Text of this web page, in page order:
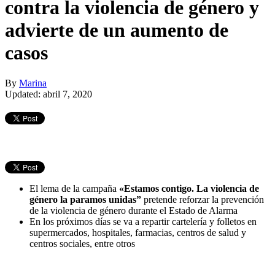
contra la violencia de género y
advierte de un aumento de
casos
By Marina
Updated: abril 7, 2020
El lema de la campaña «Estamos contigo. La violencia de
género la paramos unidas” pretende reforzar la prevención
de la violencia de género durante el Estado de Alarma
En los próximos días se va a repartir cartelería y folletos en
supermercados, hospitales, farmacias, centros de salud y
centros sociales, entre otros